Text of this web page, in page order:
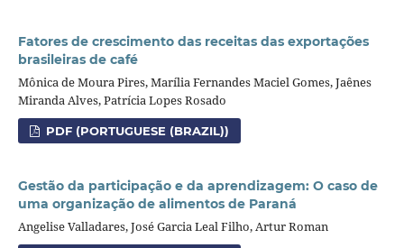
Fatores de crescimento das receitas das exportações
brasileiras de café
Mônica de Moura Pires, Marília Fernandes Maciel Gomes, Jaênes
Miranda Alves, Patrícia Lopes Rosado
PDF (PORTUGUESE (BRAZIL))
Gestão da participação e da aprendizagem: O caso de
uma organização de alimentos de Paraná
Angelise Valladares, José Garcia Leal Filho, Artur Roman